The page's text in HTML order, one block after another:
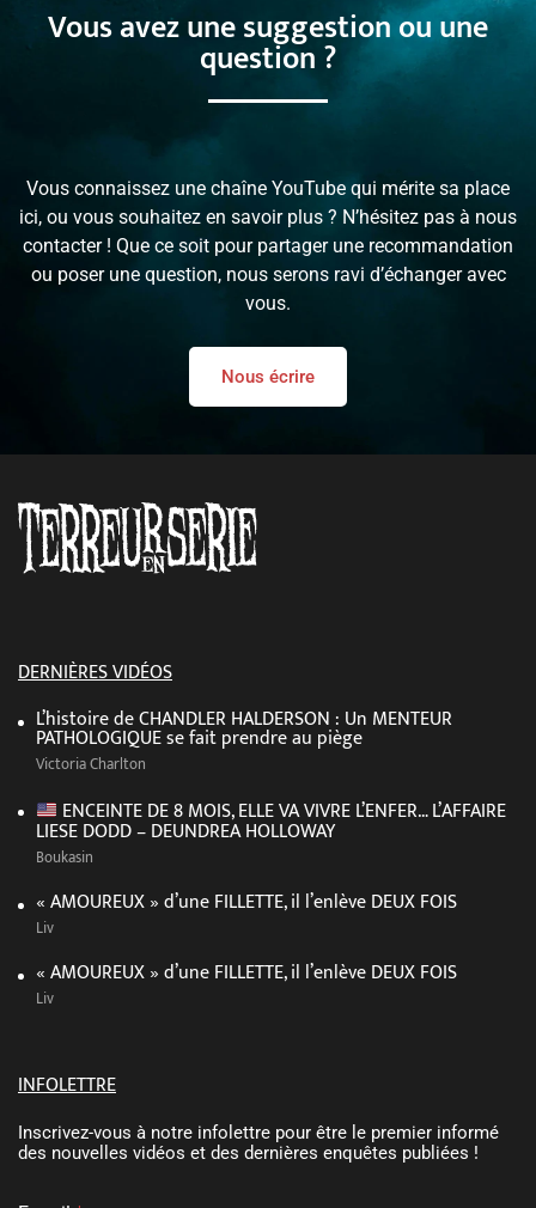
Vous avez une suggestion ou une
question ?
Vous connaissez une chaîne YouTube qui mérite sa place
ici, ou vous souhaitez en savoir plus ? N’hésitez pas à nous
contacter ! Que ce soit pour partager une recommandation
ou poser une question, nous serons ravi d’échanger avec
vous.
Nous écrire
DERNIÈRES VIDÉOS
L’histoire de CHANDLER HALDERSON : Un MENTEUR
PATHOLOGIQUE se fait prendre au piège
Victoria Charlton
ENCEINTE DE 8 MOIS, ELLE VA VIVRE L’ENFER… L’AFFAIRE
LIESE DODD – DEUNDREA HOLLOWAY
Boukasin
« AMOUREUX » d’une FILLETTE, il l’enlève DEUX FOIS
Liv
« AMOUREUX » d’une FILLETTE, il l’enlève DEUX FOIS
Liv
INFOLETTRE
Inscrivez-vous à notre infolettre pour être le premier informé
des nouvelles vidéos et des dernières enquêtes publiées !